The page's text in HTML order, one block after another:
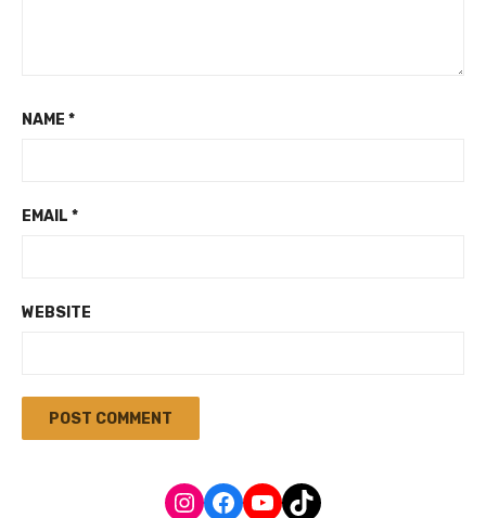
NAME *
EMAIL *
WEBSITE
Instagram
Facebook
YouTube
TikTok